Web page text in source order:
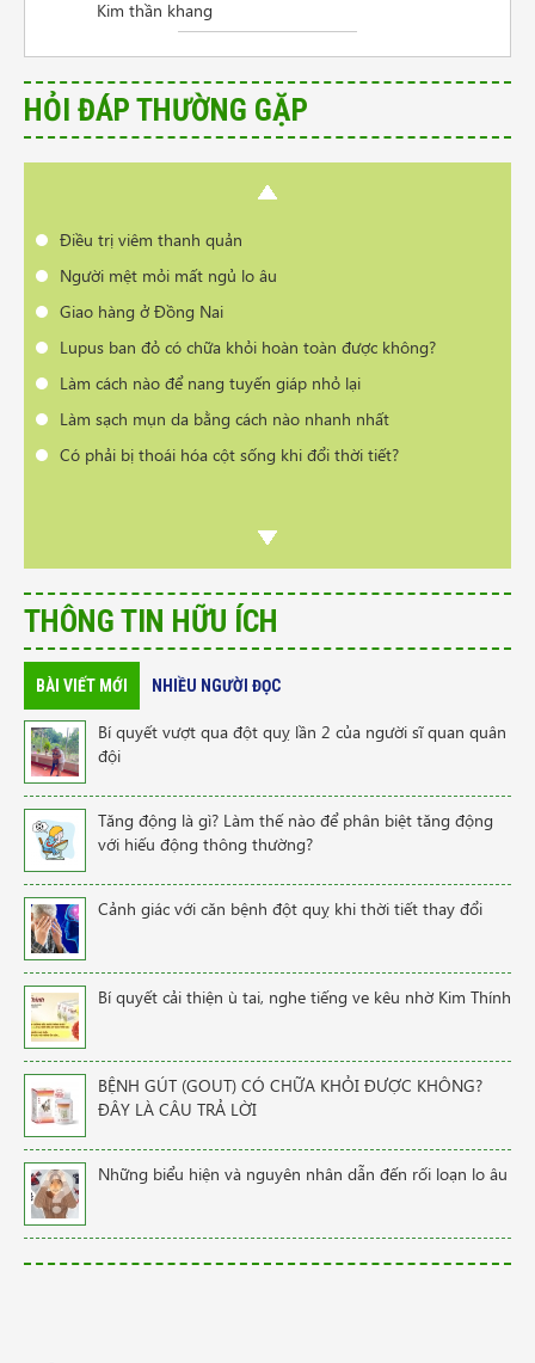
Kim thần khang
HỎI ĐÁP THƯỜNG GẶP
Giao hàng ở Đồng Nai
Lupus ban đỏ có chữa khỏi hoàn toàn được không?
Làm cách nào để nang tuyến giáp nhỏ lại
Làm sạch mụn da bằng cách nào nhanh nhất
Có phải bị thoái hóa cột sống khi đổi thời tiết?
Cần tư vấn sản phẩm trị vẩy nến da đầu
Điều trị viêm thanh quản
Người mệt mỏi mất ngủ lo âu
Giao hàng ở Đồng Nai
Lupus ban đỏ có chữa khỏi hoàn toàn được không?
Làm cách nào để nang tuyến giáp nhỏ lại
Làm sạch mụn da bằng cách nào nhanh nhất
Có phải bị thoái hóa cột sống khi đổi thời tiết?
THÔNG TIN HỮU ÍCH
BÀI VIẾT MỚI NHIỀU NGƯỜI ĐỌC
Bí quyết vượt qua đột quỵ lần 2 của người sĩ quan quân
đội
Tăng động là gì? Làm thế nào để phân biệt tăng động
với hiếu động thông thường?
Cảnh giác với căn bệnh đột quỵ khi thời tiết thay đổi
Bí quyết cải thiện ù tai, nghe tiếng ve kêu nhờ Kim Thính
BỆNH GÚT (GOUT) CÓ CHỮA KHỎI ĐƯỢC KHÔNG?
ĐÂY LÀ CÂU TRẢ LỜI
Những biểu hiện và nguyên nhân dẫn đến rối loạn lo âu